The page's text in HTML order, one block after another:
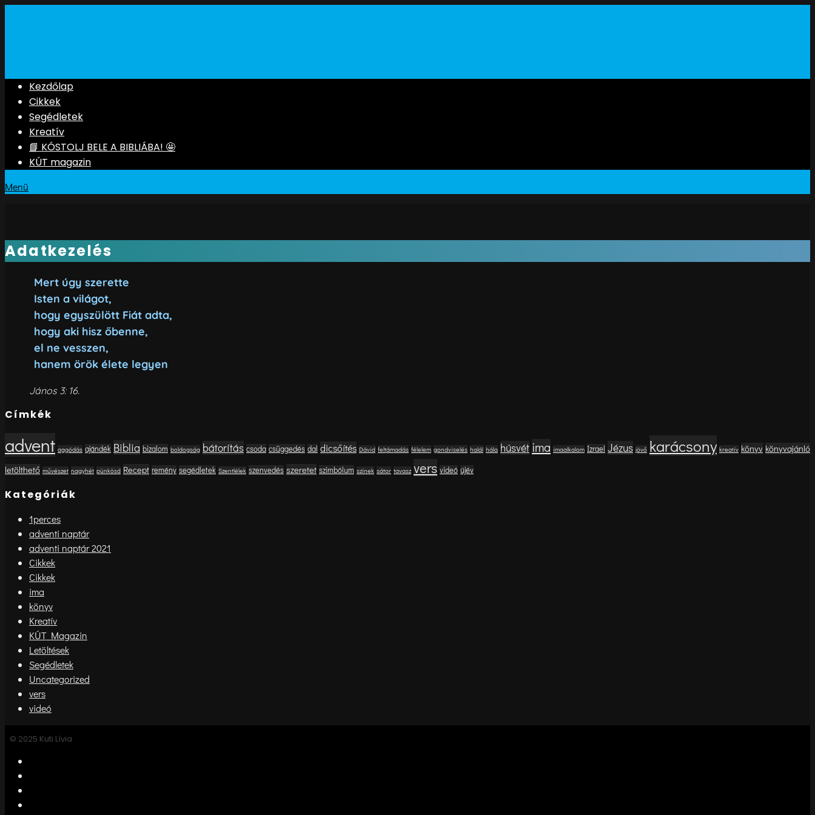
Kezdőlap
Cikkek
Segédletek
Kreatív
📘 KÓSTOLJ BELE A BIBLIÁBA! 🤩
KÚT magazin
Menü
Adatkezelés
Mert úgy szerette
Isten a világot,
hogy egyszülött Fiát adta,
hogy aki hisz őbenne,
el ne vesszen,
hanem örök élete legyen
János 3: 16.
Címkék
advent aggódás ajándék Biblia bizalom boldogság bátorítás csoda csüggedés dal dicsőítés Dávid feltámadás félelem gondviselés halál hála húsvét ima imaalkalom Izrael Jézus jövő karácsony kreatív könyv könyvajánló
letölthető művészet nagyhét pünkösd Recept remény segédletek Szentlélek szenvedés szeretet szimbólum színek sátor tavasz vers videó újév
Kategóriák
1perces
adventi naptár
adventi naptár 2021
Cikkek
Cikkek
ima
könyv
Kreatív
KÚT Magazin
Letöltések
Segédletek
Uncategorized
vers
videó
© 2025 Kuti Lívia